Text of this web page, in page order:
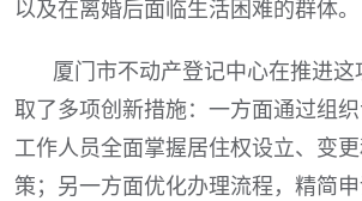
以及在离婚后面临生活困难的群体。
厦门市不动产登记中心在推进
取了多项创新措施：一方面通过组
工作人员全面掌握居住权设立、变
策；另一方面优化办理流程，精简